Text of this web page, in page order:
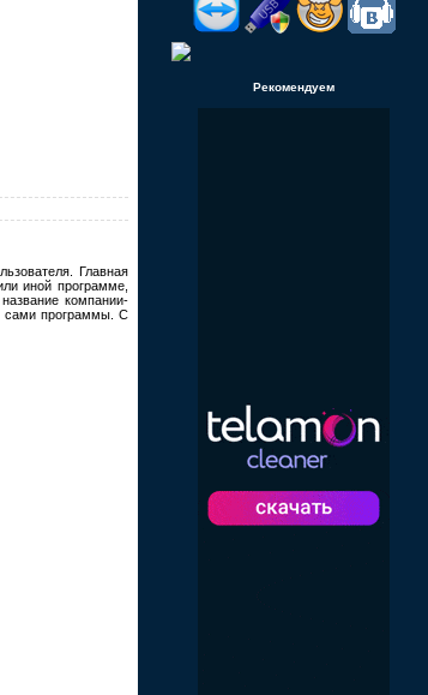
Главная
иной программе,
компании-
сами программы. С
Рекомендуем